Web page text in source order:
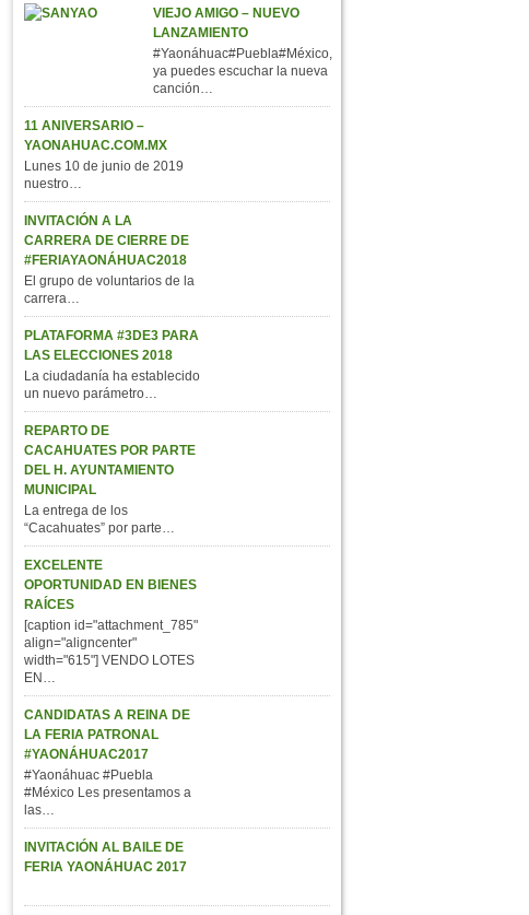
VIEJO AMIGO – NUEVO
LANZAMIENTO
#Yaonáhuac#Puebla#México,
ya puedes escuchar la nueva
canción…
11 ANIVERSARIO –
YAONAHUAC.COM.MX
Lunes 10 de junio de 2019
nuestro…
INVITACIÓN A LA
CARRERA DE CIERRE DE
#FERIAYAONÁHUAC2018
El grupo de voluntarios de la
carrera…
PLATAFORMA #3DE3 PARA
LAS ELECCIONES 2018
La ciudadanía ha establecido
un nuevo parámetro…
REPARTO DE
CACAHUATES POR PARTE
DEL H. AYUNTAMIENTO
MUNICIPAL
La entrega de los
“Cacahuates” por parte…
EXCELENTE
OPORTUNIDAD EN BIENES
RAÍCES
[caption id="attachment_785"
align="aligncenter"
width="615"] VENDO LOTES
EN…
CANDIDATAS A REINA DE
LA FERIA PATRONAL
#YAONÁHUAC2017
#Yaonáhuac #Puebla
#México Les presentamos a
las…
INVITACIÓN AL BAILE DE
FERIA YAONÁHUAC 2017